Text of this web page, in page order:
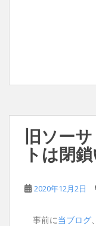
旧ソー
トは閉
2020年12月2日
事前に当ブログ